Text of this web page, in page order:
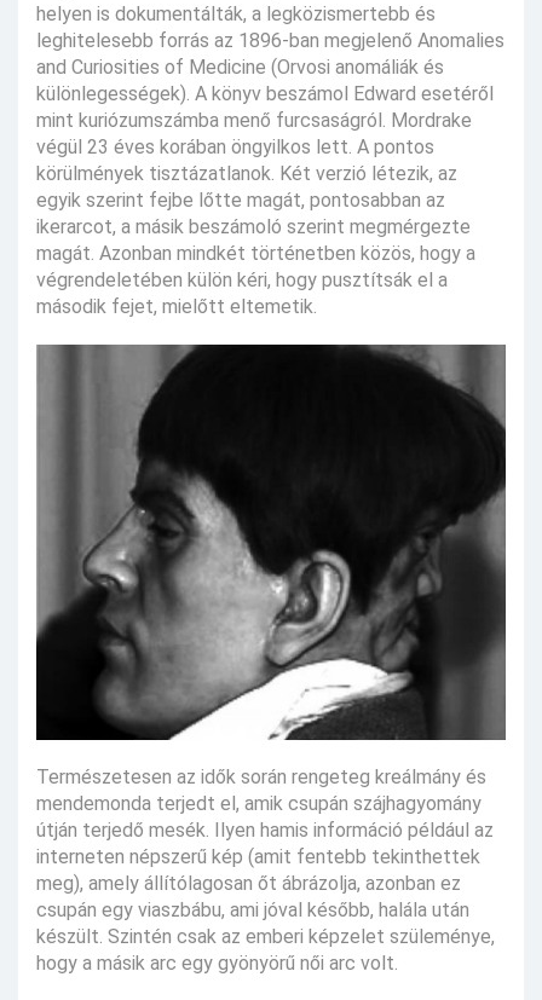
helyen is dokumentálták, a legközismertebb és
leghitelesebb forrás az 1896-ban megjelenő Anomalies
and Curiosities of Medicine (Orvosi anomáliák és
különlegességek). A könyv beszámol Edward esetéről
mint kuriózumszámba menő furcsaságról. Mordrake
végül 23 éves korában öngyilkos lett. A pontos
körülmények tisztázatlanok. Két verzió létezik, az
egyik szerint fejbe lőtte magát, pontosabban az
ikerarcot, a másik beszámoló szerint megmérgezte
magát. Azonban mindkét történetben közös, hogy a
végrendeletében külön kéri, hogy pusztítsák el a
második fejet, mielőtt eltemetik.
Természetesen az idők során rengeteg kreálmány és
mendemonda terjedt el, amik csupán szájhagyomány
útján terjedő mesék. Ilyen hamis információ például az
interneten népszerű kép (amit fentebb tekinthettek
meg), amely állítólagosan őt ábrázolja, azonban ez
csupán egy viaszbábu, ami jóval később, halála után
készült. Szintén csak az emberi képzelet szüleménye,
hogy a másik arc egy gyönyörű női arc volt.